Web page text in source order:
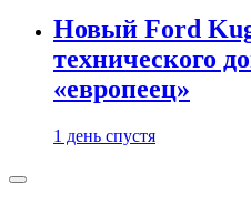
Новый Ford
технического
«европеец»
1 день спустя